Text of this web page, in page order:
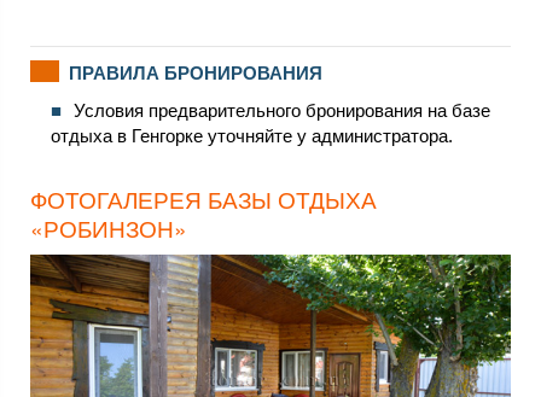
ПРАВИЛА БРОНИРОВАНИЯ
Условия предварительного бронирования на базе
отдыха в Генгорке уточняйте у администратора.
ФОТОГАЛЕРЕЯ БАЗЫ ОТДЫХА
«РОБИНЗОН»